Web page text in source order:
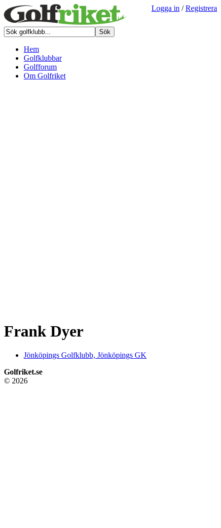
Logga in /Registrera
Hem
Golfklubbar
Golfforum
Om Golfriket
Frank Dyer
Jönköpings Golfklubb, Jönköpings GK
Golfriket.se
© 2026